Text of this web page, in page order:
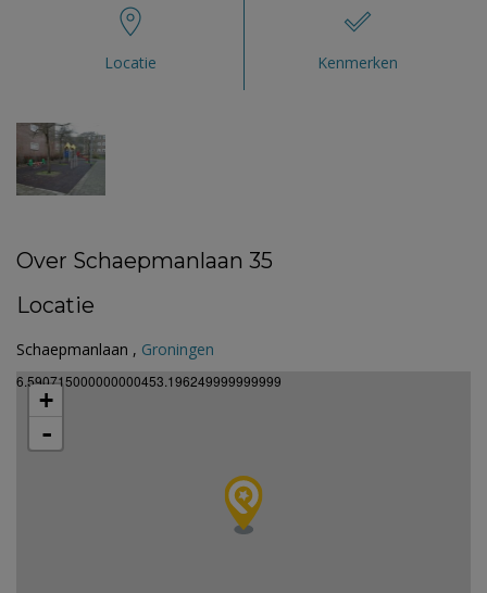
Locatie Kenmerken
Over Schaepmanlaan 35
Locatie
Schaepmanlaan , Groningen
6.590715000000000453.196249999999999
+
-